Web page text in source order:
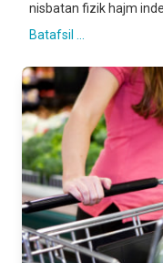
nisbatan fizik hajm
Batafsil ...